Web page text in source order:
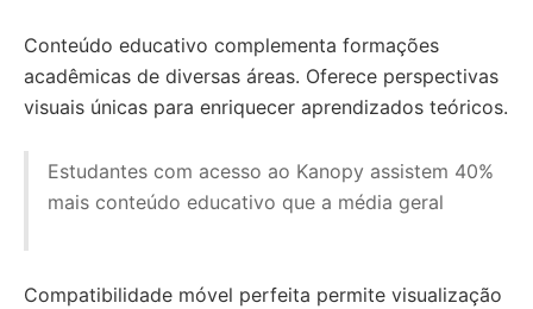
Conteúdo educativo complementa formações
acadêmicas de diversas áreas. Oferece perspectivas
visuais únicas para enriquecer aprendizados teóricos.
Estudantes com acesso ao Kanopy assistem 40%
mais conteúdo educativo que a média geral
Compatibilidade móvel perfeita permite visualização